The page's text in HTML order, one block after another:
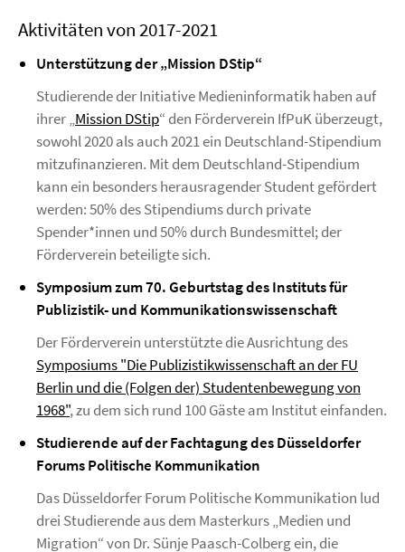
Aktivitäten von 2017-2021
Unterstützung der „Mission DStip“
Studierende der Initiative Medieninformatik haben auf
ihrer „Mission DStip“ den Förderverein IfPuK überzeugt,
sowohl 2020 als auch 2021 ein Deutschland-Stipendium
mitzufinanzieren. Mit dem Deutschland-Stipendium
kann ein besonders herausragender Student gefördert
werden: 50% des Stipendiums durch private
Spender*innen und 50% durch Bundesmittel; der
Förderverein beteiligte sich.
Symposium zum 70. Geburtstag des Instituts für
Publizistik- und Kommunikationswissenschaft
Der Förderverein unterstützte die Ausrichtung des
Symposiums "Die Publizistikwissenschaft an der FU
Berlin und die (Folgen der) Studentenbewegung von
1968", zu dem sich rund 100 Gäste am Institut einfanden.
Studierende auf der Fachtagung des Düsseldorfer
Forums Politische Kommunikation
Das Düsseldorfer Forum Politische Kommunikation lud
drei Studierende aus dem Masterkurs „Medien und
Migration“ von Dr. Sünje Paasch-Colberg ein, die